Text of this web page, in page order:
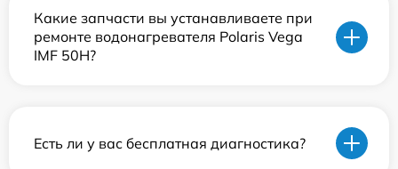
Какие запчасти вы устанавливаете при
ремонте водонагревателя Polaris Vega
IMF 50H?
Есть ли у вас бесплатная диагностика?